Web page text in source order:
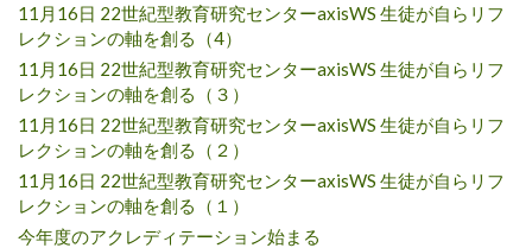
11月16日 22世紀型教育研究センターaxisWS 生徒が自らリフ
レクションの軸を創る（4）
11月16日 22世紀型教育研究センターaxisWS 生徒が自らリフ
レクションの軸を創る（３）
11月16日 22世紀型教育研究センターaxisWS 生徒が自らリフ
レクションの軸を創る（２）
11月16日 22世紀型教育研究センターaxisWS 生徒が自らリフ
レクションの軸を創る（１）
今年度のアクレディテーション始まる